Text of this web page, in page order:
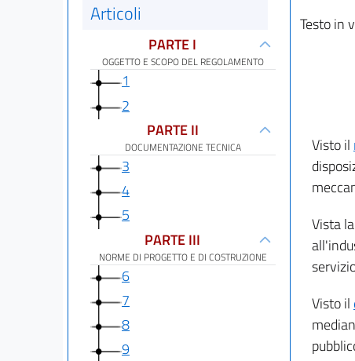
Articoli
PARTE I
OGGETTO E SCOPO DEL REGOLAMENTO
1
2
PARTE II
DOCUMENTAZIONE TECNICA
3
4
5
PARTE III
NORME DI PROGETTO E DI COSTRUZIONE
6
7
8
9
Testo in
Visto il
Vista la
Visto il